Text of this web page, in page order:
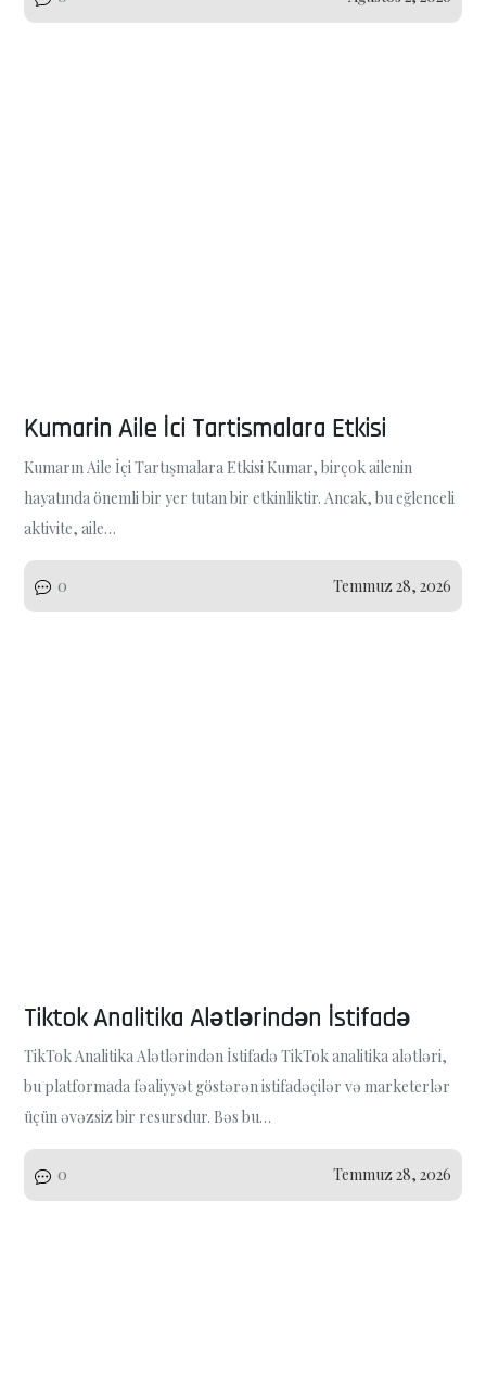
Kumarin Aile İci Tartismalara Etkisi
Kumarın Aile İçi Tartışmalara Etkisi Kumar, birçok ailenin
hayatında önemli bir yer tutan bir etkinliktir. Ancak, bu eğlenceli
aktivite, aile…
0 Temmuz 28, 2026
Tiktok Analitika Alətlərindən İstifadə
TikTok Analitika Alətlərindən İstifadə TikTok analitika alətləri,
bu platformada fəaliyyət göstərən istifadəçilər və marketerlər
üçün əvəzsiz bir resursdur. Bəs bu…
0 Temmuz 28, 2026